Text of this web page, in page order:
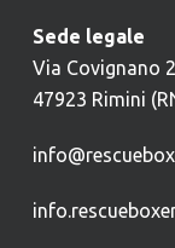
Sede legale
Via Covignano
47923 Rimini